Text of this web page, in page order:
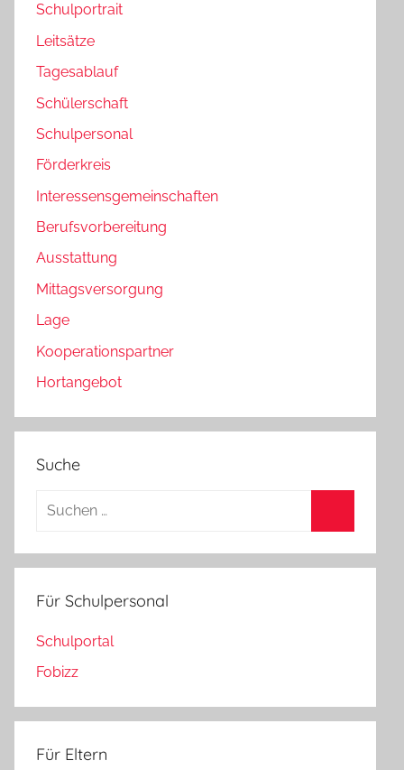
Schulportrait
Leitsätze
Tagesablauf
Schülerschaft
Schulpersonal
Förderkreis
Interessensgemeinschaften
Berufsvorbereitung
Ausstattung
Mittagsversorgung
Lage
Kooperationspartner
Hortangebot
Suche
Suchen
Für Schulpersonal
Schulportal
Fobizz
Für Eltern